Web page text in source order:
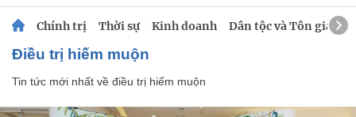
Chính trị Thời sự Kinh doanh Dân tộc và Tôn giáo
điều trị hiếm muộn
Tin tức mới nhất về điều trị hiếm muộn